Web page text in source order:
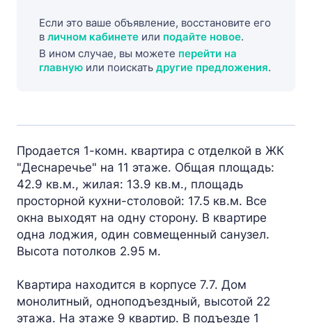
Если это ваше объявление, восстановите его
в личном кабинете или подайте новое.
В ином случае, вы можете перейти на
главную или поискать другие предложения.
Продается 1-комн. квартира с отделкой в ЖК
"Деснаречье" на 11 этаже. Общая площадь:
42.9 кв.м., жилая: 13.9 кв.м., площадь
просторной кухни-столовой: 17.5 кв.м. Все
окна выходят на одну сторону. В квартире
одна лоджия, один совмещенный санузел.
Высота потолков 2.95 м.
Квартира находится в корпусе 7.7. Дом
монолитный, одноподъездный, высотой 22
этажа. На этаже 9 квартир. В подъезде 1